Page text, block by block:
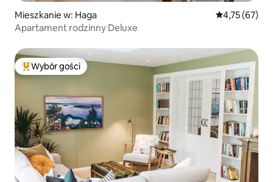
Mieszkanie w: Haga Średnia
4,75 (67)
Apartament rodzinny Deluxe
Najpopularniejsze z kategorii Wybór gości
Wybór gości